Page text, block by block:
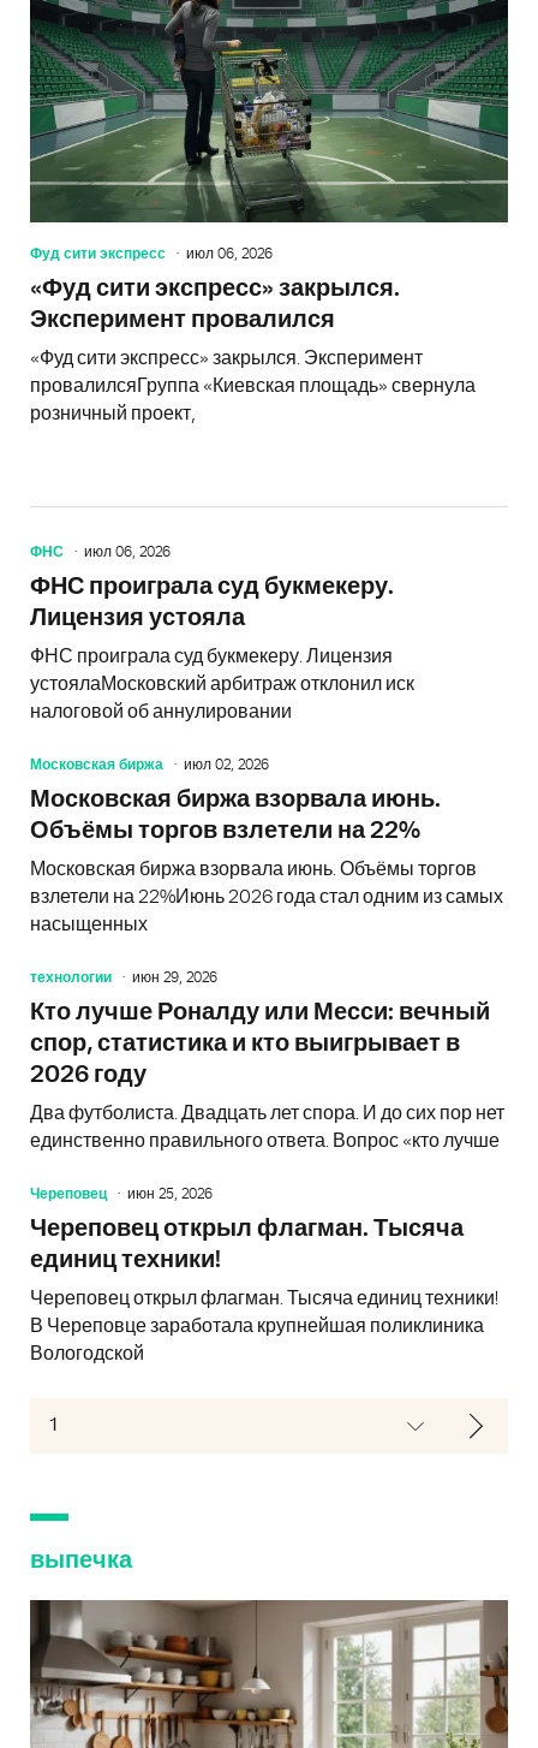
Фуд сити экспресс июл 06, 2026
«Фуд сити экспресс» закрылся.
Эксперимент провалился
«Фуд сити экспресс» закрылся. Эксперимент
провалилсяГруппа «Киевская площадь» свернула
розничный проект,
ФНС июл 06, 2026
ФНС проиграла суд букмекеру.
Лицензия устояла
ФНС проиграла суд букмекеру. Лицензия
устоялаМосковский арбитраж отклонил иск
налоговой об аннулировании
Московская биржа июл 02, 2026
Московская биржа взорвала июнь.
Объёмы торгов взлетели на 22%
Московская биржа взорвала июнь. Объёмы торгов
взлетели на 22%Июнь 2026 года стал одним из самых
насыщенных
технологии июн 29, 2026
Кто лучше Роналду или Месси: вечный
спор, статистика и кто выигрывает в
2026 году
Два футболиста. Двадцать лет спора. И до сих пор нет
единственно правильного ответа. Вопрос «кто лучше
Череповец июн 25, 2026
Череповец открыл флагман. Тысяча
единиц техники!
Череповец открыл флагман. Тысяча единиц техники!
В Череповце заработала крупнейшая поликлиника
Вологодской
выпечка